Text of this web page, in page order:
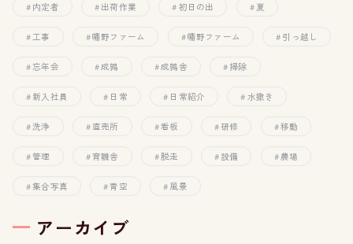
内定者 出荷作業 初日の出 夏
工事 幡野ファーム 幡野ファーム 引っ越し
忘年会 成鶉 成鶉舎 掃除
新入社員 日常 日常紹介 水撒き
洗浄 直売所 看板 研修 移動
管理 育雛舎 脱走 設備 農場
集合写真 青空 風景
アーカイブ